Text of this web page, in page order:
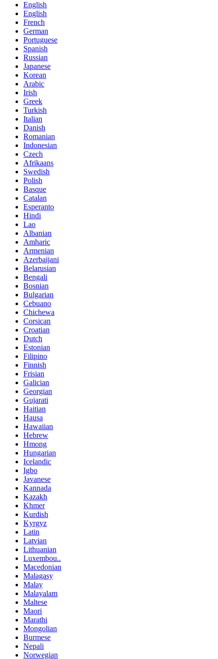
English
English
French
German
Portuguese
Spanish
Russian
Japanese
Korean
Arabic
Irish
Greek
Turkish
Italian
Danish
Romanian
Indonesian
Czech
Afrikaans
Swedish
Polish
Basque
Catalan
Esperanto
Hindi
Lao
Albanian
Amharic
Armenian
Azerbaijani
Belarusian
Bengali
Bosnian
Bulgarian
Cebuano
Chichewa
Corsican
Croatian
Dutch
Estonian
Filipino
Finnish
Frisian
Galician
Georgian
Gujarati
Haitian
Hausa
Hawaiian
Hebrew
Hmong
Hungarian
Icelandic
Igbo
Javanese
Kannada
Kazakh
Khmer
Kurdish
Kyrgyz
Latin
Latvian
Lithuanian
Luxembou..
Macedonian
Malagasy
Malay
Malayalam
Maltese
Maori
Marathi
Mongolian
Burmese
Nepali
Norwegian